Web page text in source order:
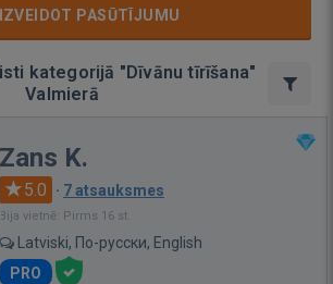
IZVEIDOT PASŪTĪJUMU
kategorijā "Dīvānu tīrīšana"
Valmierā
Zans K.
5.0 · 7 atsauksmes
Bija vietnē: Pirms 16 st.
Latviski, По-русски, English
PRO